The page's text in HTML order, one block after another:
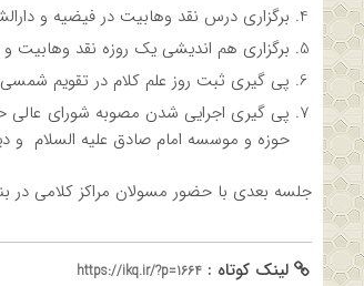
برگزاری درس نقد وهابیت در فیضیه و
برگزاری هم اندیشی یک روزه نقد وهابیت
پی گیری ثبت روز علم کلام در تقویم شمسی
پی گیری اجرایی شدن مصوبه شورای عالی
حوزه و موسسه امام صادق علیه السلام و
جلسه بعدی با حضور مسولان مراکز کلامی در بنیاد امامت
لینک کوتاه : https://ikq.ir/?p=1664